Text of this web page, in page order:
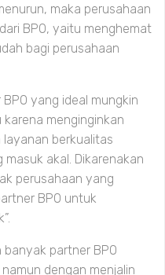
maka perusahaan
BPO, yaitu menghemat
bagi perusahaan
yang ideal mungkin
menginginkan
berkualitas
akal. Dikarenakan
perusahaan yang
BPO untuk
partner BPO
dengan menjalin